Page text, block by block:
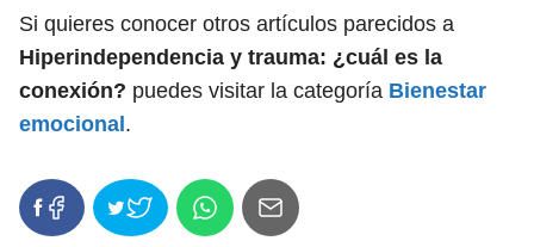
Si quieres conocer otros artículos parecidos a
Hiperindependencia y trauma: ¿cuál es la
conexión? puedes visitar la categoría Bienestar
emocional .